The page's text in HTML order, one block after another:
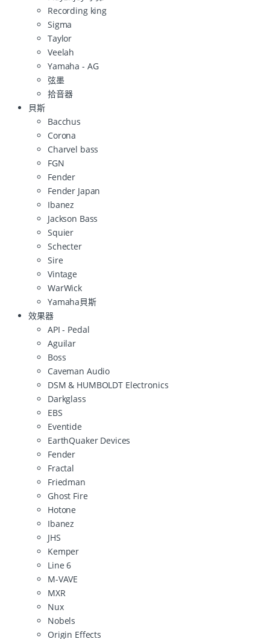
Recording king
Sigma
Taylor
Veelah
Yamaha - AG
弦墨
拾音器
貝斯
Bacchus
Corona
Charvel bass
FGN
Fender
Fender Japan
Ibanez
Jackson Bass
Squier
Schecter
Sire
Vintage
WarWick
Yamaha貝斯
效果器
API - Pedal
Aguilar
Boss
Caveman Audio
DSM & HUMBOLDT Electronics
Darkglass
EBS
Eventide
EarthQuaker Devices
Fender
Fractal
Friedman
Ghost Fire
Hotone
Ibanez
JHS
Kemper
Line 6
M-VAVE
MXR
Nux
Nobels
Origin Effects